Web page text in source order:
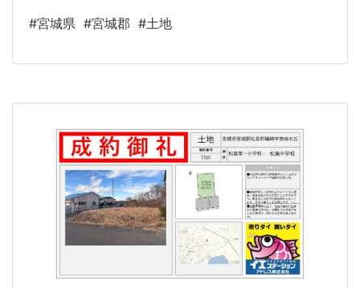
#宮城県 #宮城郡 #土地